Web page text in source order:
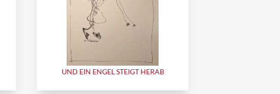
UND EIN ENGEL STEIGT HERAB